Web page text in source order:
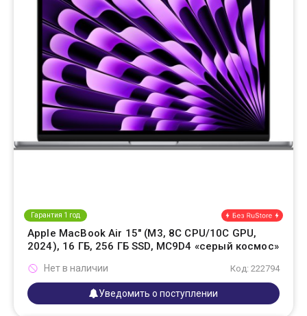
Гарантия 1 год
Apple MacBook Air 15" (M3, 8C CPU/10C GPU,
2024), 16 ГБ, 256 ГБ SSD, MC9D4 «серый космос»
Код: 222794
Нет в наличии
Уведомить о поступлении